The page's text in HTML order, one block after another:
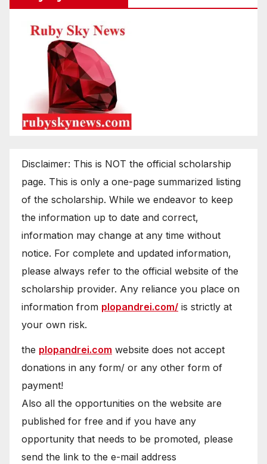
Disclaimer: This is NOT the official scholarship
page. This is only a one-page summarized listing
of the scholarship. While we endeavor to keep
the information up to date and correct,
information may change at any time without
notice. For complete and updated information,
please always refer to the official website of the
scholarship provider. Any reliance you place on
information from plopandrei.com/ is strictly at
your own risk.
the plopandrei.com website does not accept
donations in any form/ or any other form of
payment!
Also all the opportunities on the website are
published for free and if you have any
opportunity that needs to be promoted, please
send the link to the e-mail address